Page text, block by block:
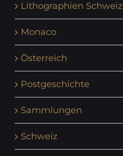
Lithographien Schweiz
Monaco
Österreich
Postgeschichte
Sammlungen
Schweiz